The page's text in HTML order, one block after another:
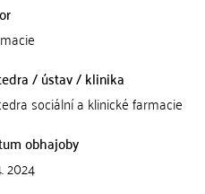
/ ústav / klinika
sociální a klinické farmacie
obhajoby
2024